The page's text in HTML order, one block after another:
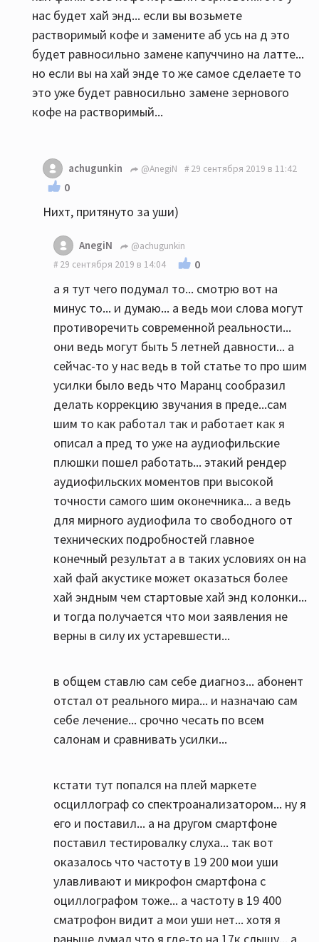
нас будет хай энд... если вы возьмете
растворимый кофе и замените аб усь на д это
будет равносильно замене капуччино на латте...
но если вы на хай энде то же самое сделаете то
это уже будет равносильно замене зернового
кофе на растворимый...
achugunkin @AnegiN 29 сентября 2019 в 11:42
0
Нихт, притянуто за уши)
AnegiN
@achugunkin
29 сентября 2019 в 14:04
0
а я тут чего подумал то... смотрю вот на
минус то... и думаю... а ведь мои слова могут
противоречить современной реальности...
они ведь могут быть 5 летней давности... а
сейчас-то у нас ведь в той статье то про шим
усилки было ведь что Маранц сообразил
делать коррекцию звучания в преде...сам
шим то как работал так и работает как я
описал а пред то уже на аудиофильские
плюшки пошел работать... этакий рендер
аудиофильских моментов при высокой
точности самого шим оконечника... а ведь
для мирного аудиофила то свободного от
технических подробностей главное
конечный результат а в таких условиях он на
хай фай акустике может оказаться более
хай эндным чем стартовые хай энд колонки...
и тогда получается что мои заявления не
верны в силу их устаревшести...
в общем ставлю сам себе диагноз... абонент
отстал от реального мира... и назначаю сам
себе лечение... срочно чесать по всем
салонам и сравнивать усилки...
кстати тут попался на плей маркете
осциллограф со спектроанализатором... ну я
его и поставил... а на другом смартфоне
поставил тестировалку слуха... так вот
оказалось что частоту в 19 200 мои уши
улавливают и микрофон смартфона с
оциллографом тоже... а частоту в 19 400
сматрофон видит а мои уши нет... хотя я